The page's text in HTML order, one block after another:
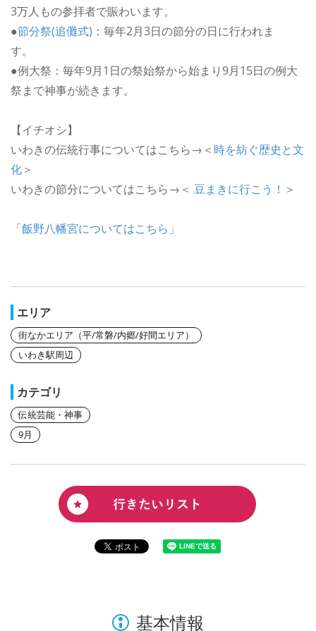
3万人もの参拝者で賑わいます。
●節分祭(追儺式) ：毎年2月3日の節分の日に行われま
す。
●例大祭：毎年9月1日の祭始祭から始まり9月15日の例大
祭まで神事が続きます。
【イチオシ】
いわきの伝統行事についてはこちら→＜ 時を紡ぐ歴史と文
化＞
いわきの節分についてはこちら→＜ 豆まきに行こう！ ＞
「飯野八幡宮についてはこちら 」
エリア
街なかエリア（平/常磐/内郷/好間エリア）
いわき駅周辺
カテゴリ
伝統芸能・神事
9月
基本情報